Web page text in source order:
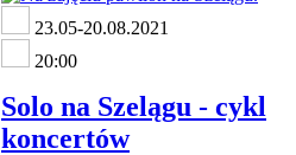
23.05-20.08.2021
20:00
Solo na Szelągu - cykl
koncertów